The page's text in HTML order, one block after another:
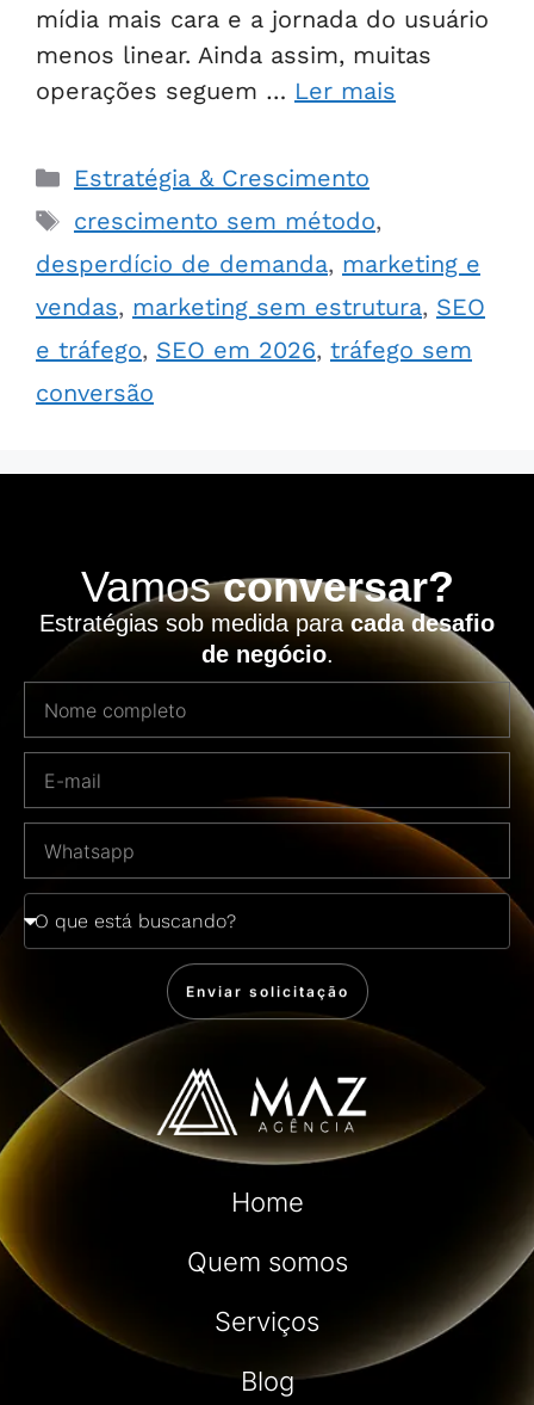
mídia mais cara e a jornada do usuário
menos linear. Ainda assim, muitas
operações seguem … Ler mais
Estratégia & Crescimento
crescimento sem método,
desperdício de demanda, marketing e
vendas, marketing sem estrutura, SEO
e tráfego, SEO em 2026, tráfego sem
conversão
Vamosconversar?
Estratégias sob medida paracada desafio
de negócio.
Enviar solicitação
Home
Quem somos
Serviços
Blog